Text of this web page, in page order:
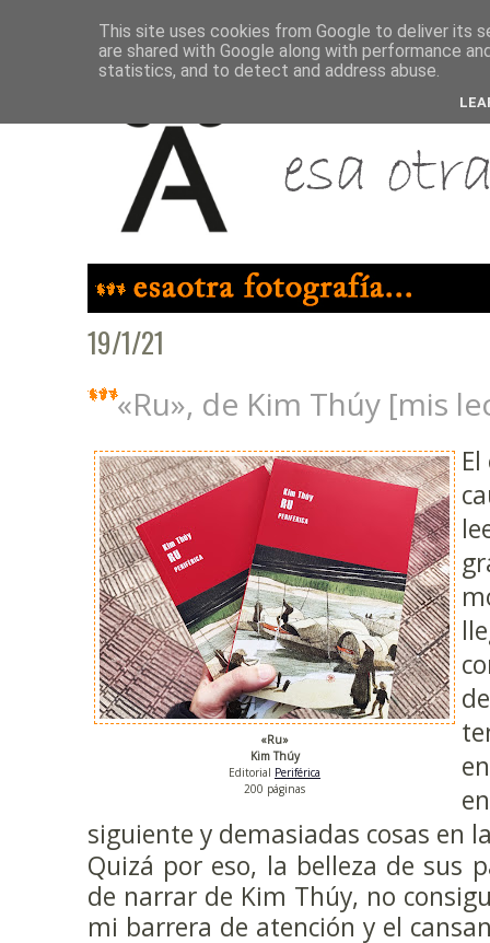
19/1/21
«Ru», de Kim Thúy [mis
«Ru»
Kim Thúy
Editorial Periférica
200 páginas
siguiente y demasiadas cosas en
Quizá por eso, la belleza de sus
de narrar de Kim Thúy, no
mi barrera de atención y el
This site uses cookies from Google to deliver its
are shared with Google along with performance
statistics, and to detect and address abuse.